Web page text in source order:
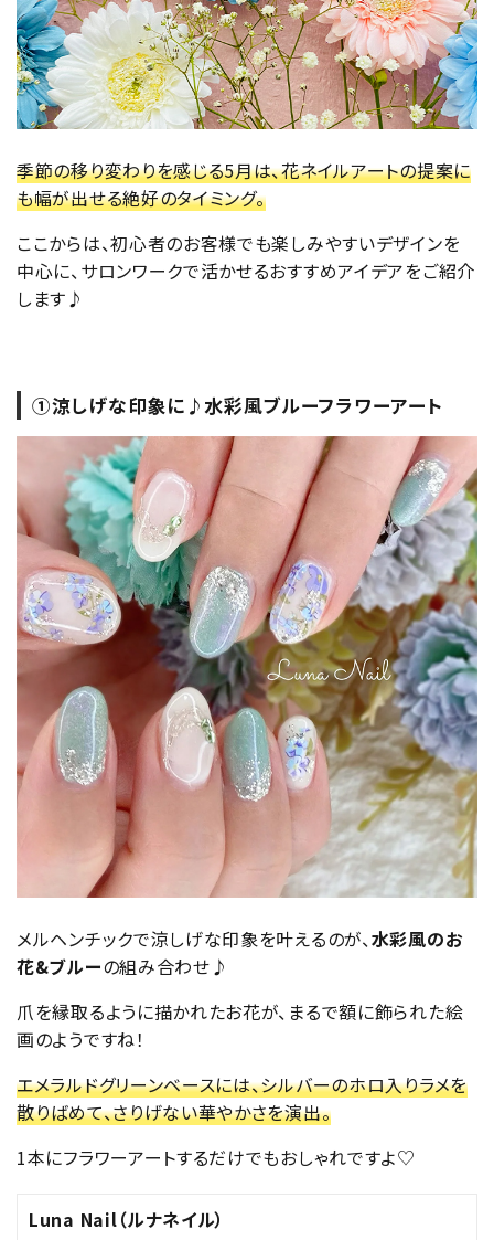
季節の移り変わりを感じる5月は、花ネイルアートの提案に
も幅が出せる絶好のタイミング。
ここからは、初心者のお客様でも楽しみやすいデザインを
中心に、サロンワークで活かせるおすすめアイデアをご紹介
します♪
①涼しげな印象に♪水彩風ブルーフラワーアート
メルヘンチックで涼しげな印象を叶えるのが、水彩風のお
花&ブルーの組み合わせ♪
爪を縁取るように描かれたお花が、まるで額に飾られた絵
画のようですね！
エメラルドグリーンベースには、シルバーのホロ入りラメを
散りばめて、さりげない華やかさを演出。
1本にフラワーアートするだけでもおしゃれですよ♡
Luna Nail（ルナネイル）